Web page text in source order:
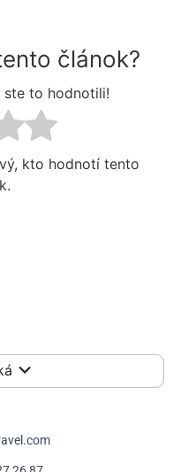
článok?
ste to hodnotili!
kto hodnotí tento